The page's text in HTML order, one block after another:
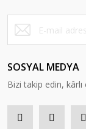
SOSYAL MEDYA
Bizi takip edin, kârlı